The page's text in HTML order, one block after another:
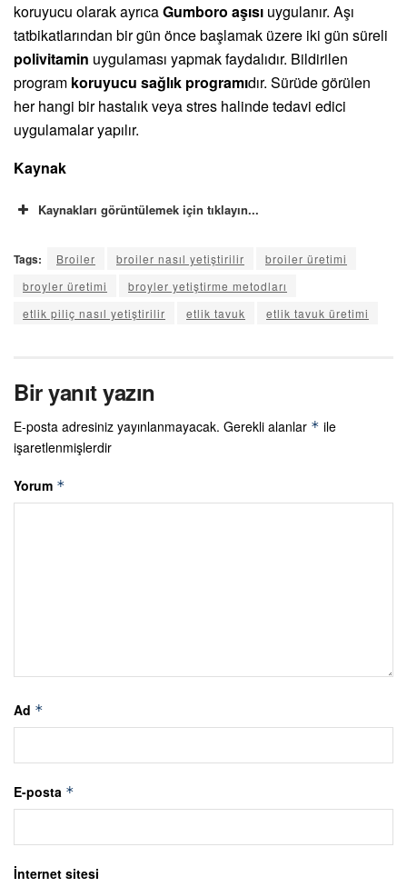
koruyucu olarak ayrıcaGumboro aşısı uygulanır. Aşı
tatbikatlarından bir gün önce başlamak üzere iki gün süreli
polivitamin uygulaması yapmak faydalıdır. Bildirilen
program koruyucu sağlık programıdır. Sürüde görülen
her hangi bir hastalık veya stres halinde tedavi edici
uygulamalar yapılır.
Kaynak
Kaynakları görüntülemek için tıklayın...
Tags: Broiler broiler nasıl yetiştirilir
broiler üretimi
broyler üretimi
broyler yetiştirme metodları
etlik piliç nasıl yetiştirilir
etlik tavuk etlik tavuk üretimi
Bir yanıt yazın
E-posta adresiniz yayınlanmayacak. Gerekli alanlar * ile
işaretlenmişlerdir
Yorum *
Ad *
E-posta *
İnternet sitesi